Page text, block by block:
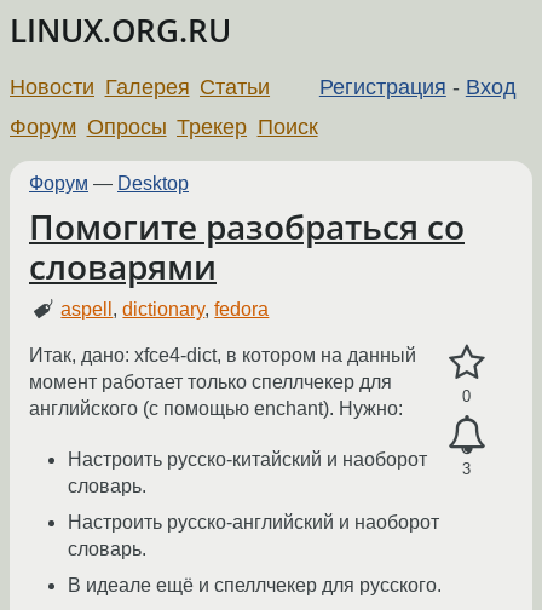
LINUX.ORG.RU
Регистрация - Вход
Новости Галерея Статьи
Форум Опросы Трекер Поиск
Форум — Desktop
Помогите разобраться со
словарями
aspell ,dictionary,fedora
0
3
Итак, дано: xfce4-dict, в котором на данный
момент работает только спеллчекер для
английского (с помощью enchant). Нужно:
Настроить русско-китайский и наоборот
словарь.
Настроить русско-английский и наоборот
словарь.
В идеале ещё и спеллчекер для русского.